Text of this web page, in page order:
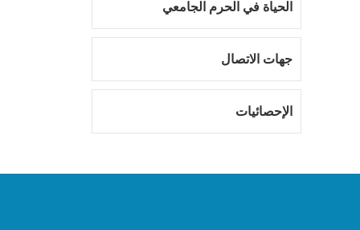
الحياة في الحرم الجامعي
جهات الاتصال
الإحصائيات